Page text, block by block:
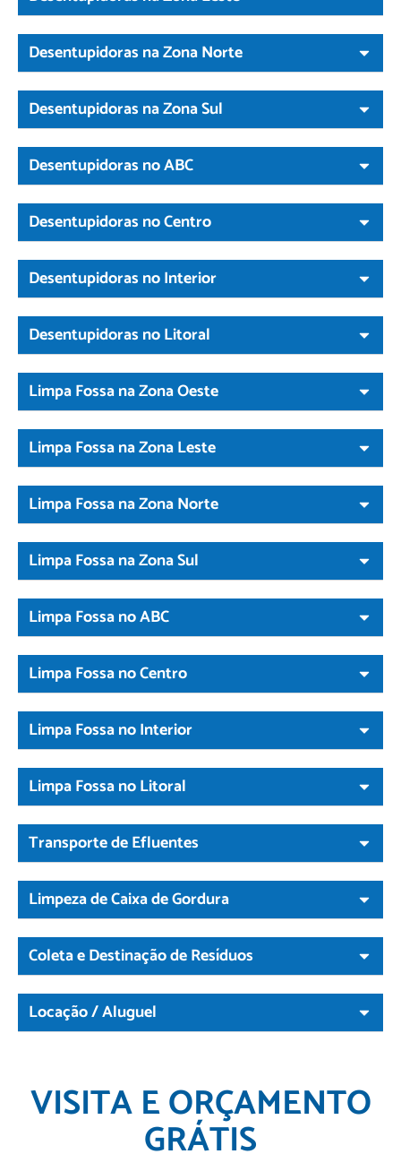
Desentupidoras na Zona Norte
Desentupidoras na Zona Sul
Desentupidoras no ABC
Desentupidoras no Centro
Desentupidoras no Interior
Desentupidoras no Litoral
Limpa Fossa na Zona Oeste
Limpa Fossa na Zona Leste
Limpa Fossa na Zona Norte
Limpa Fossa na Zona Sul
Limpa Fossa no ABC
Limpa Fossa no Centro
Limpa Fossa no Interior
Limpa Fossa no Litoral
Transporte de Efluentes
Limpeza de Caixa de Gordura
Coleta e Destinação de Resíduos
Locação / Aluguel
VISITA E ORÇAMENTO
GRÁTIS